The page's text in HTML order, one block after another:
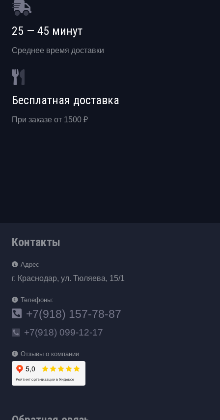
25 — 45 минут
Среднее время доставки
Бесплатная доставка
При заказе от 1500 ₽
Контакты
Адрес
г. Краснодар, ул. Тюляева, 15/1
Телефоны:
+7(918) 157-78-87
+7(918) 099-12-17
Отзывы о компании